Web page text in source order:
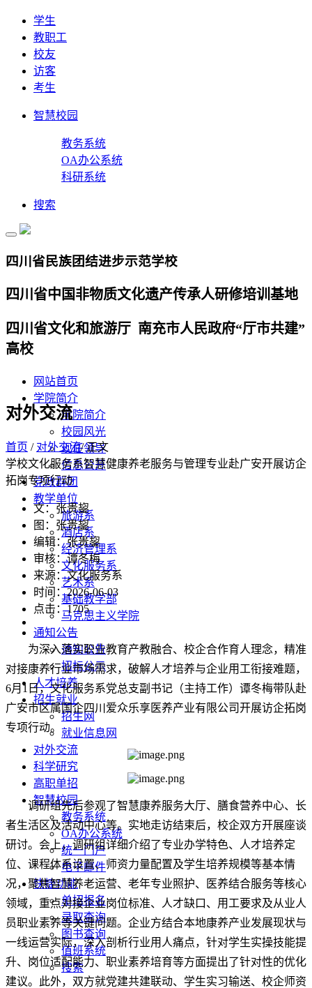
学生
教职工
校友
访客
考生
智慧校园
教务系统
OA办公系统
科研系统
搜索
四川省民族团结进步示范学校
四川省中国非物质文化遗产传承人研修培训基地
四川省文化和旅游厅 南充市人民政府“厅市共建”
高校
网站首页
学院简介
学院简介
校园风光
现任领导
信息公开
党政群团
教学单位
旅游系
酒店系
经济管理系
文化服务系
艺术系
基础教学部
马克思主义学院
通知公告
通知公告
招标公示
人才培养
招生就业
招生网
就业信息网
对外交流
科学研究
高职单招
智慧校园
教务系统
OA办公系统
统一门户
电子邮件
快捷功能
单招报名
录取查询
图书查询
值班系统
搜索
对外交流
首页 / 对外交流/ 正文
学校文化服务系智慧健康养老服务与管理专业赴广安开展访企
拓岗专项行动
文：张贵鋆
图：张贵鋆
编辑：张贵鋆
审核：谭冬梅
来源：文化服务系
时间：2026-06-03
点击：1705
为深入落实职业教育产教融合、校企合作育人理念，精准
对接康养行业市场需求，破解人才培养与企业用工衔接难题，
6月1日，文化服务系党总支副书记（主持工作）谭冬梅带队赴
广安市区属国企四川爱众乐享医养产业有限公司开展访企拓岗
专项行动。
调研组先后参观了智慧康养服务大厅、膳食营养中心、长
者生活区及活动中心等。实地走访结束后，校企双方开展座谈
研讨。会上，调研组详细介绍了专业办学特色、人才培养定
位、课程体系设置、师资力量配置及学生培养规模等基本情
况，聚焦智慧养老运营、老年专业照护、医养结合服务等核心
领域，重点对接企业岗位标准、人才缺口、用工要求及从业人
员职业素养等关键问题。企业方结合本地康养产业发展现状与
一线运营实际，深入剖析行业用人痛点，针对学生实操技能提
升、岗位适配能力、职业素养培育等方面提出了针对性的优化
建议。此外，双方就党建共建联动、学生实习输送、校企师资